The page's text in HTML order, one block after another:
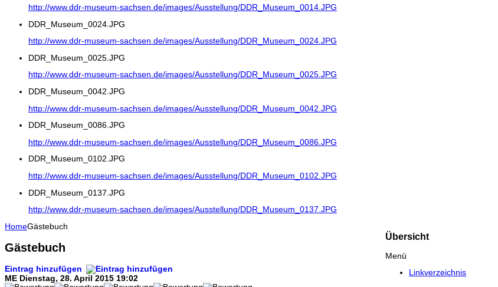
http://www.ddr-museum-sachsen.de/images/Ausstellung/DDR_Museum_0014.JPG
DDR_Museum_0024.JPG
http://www.ddr-museum-sachsen.de/images/Ausstellung/DDR_Museum_0024.JPG
DDR_Museum_0025.JPG
http://www.ddr-museum-sachsen.de/images/Ausstellung/DDR_Museum_0025.JPG
DDR_Museum_0042.JPG
http://www.ddr-museum-sachsen.de/images/Ausstellung/DDR_Museum_0042.JPG
DDR_Museum_0086.JPG
http://www.ddr-museum-sachsen.de/images/Ausstellung/DDR_Museum_0086.JPG
DDR_Museum_0102.JPG
http://www.ddr-museum-sachsen.de/images/Ausstellung/DDR_Museum_0102.JPG
DDR_Museum_0137.JPG
http://www.ddr-museum-sachsen.de/images/Ausstellung/DDR_Museum_0137.JPG
HomeGästebuch
Gästebuch
Eintrag hinzufügen
ME Dienstag, 28. April 2015 19:02
Übersicht
Menü
Linkverzeichnis